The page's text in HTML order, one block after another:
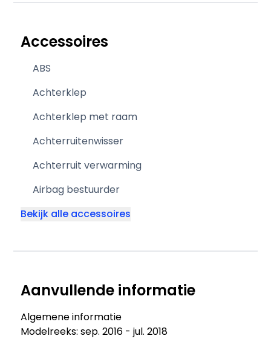
Accessoires
ABS
Achterklep
Achterklep met raam
Achterruitenwisser
Achterruit verwarming
Airbag bestuurder
Bekijk alle accessoires
Aanvullende informatie
Algemene informatie
Modelreeks: sep. 2016 - jul. 2018